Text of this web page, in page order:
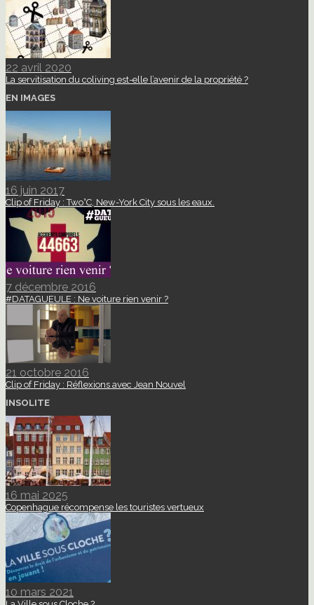
22 avril 2020
La servitisation du coliving est-elle l’avenir de la propriété ?
EN IMAGES
16 juin 2017
Clip of Friday : Two°C, New-York City sous les eaux.
7 décembre 2016
#DATAGUEULE : Ne voiture rien venir ?
21 octobre 2016
Clip of Friday : Réflexions avec Jean Nouvel
INSOLITE
16 mai 2025
Copenhague récompense les touristes vertueux
10 mars 2021